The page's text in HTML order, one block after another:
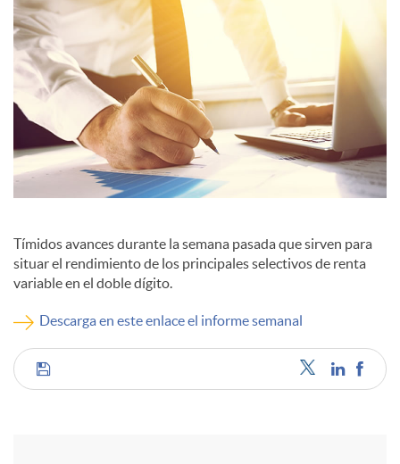
d
o
r
d
e
c
o
Tímidos avances durante la semana pasada que sirven para
situar el rendimiento de los principales selectivos de renta
variable en el doble dígito.
Descarga en este enlace el informe semanal
C